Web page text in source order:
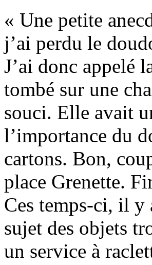
« Une petite
j’ai perdu le
J’ai donc appelé
tombé sur une
souci. Elle avait
l’importance du
cartons. Bon,
place Grenette.
Ces temps-ci, il y
sujet des objets
un service à